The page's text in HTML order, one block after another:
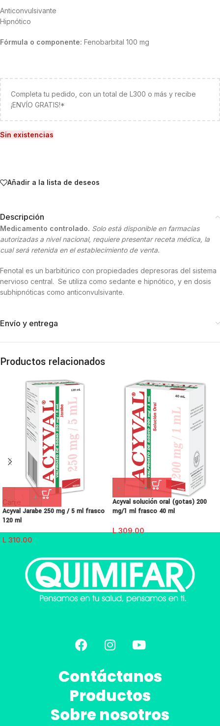
Anticonvulsivante
Hipnótico
Fórmula o componente: Fenobarbital 100 mg
Completa tu pedido, con un total de L300 o más y recibe
¡ENVÍO GRATIS!*
Sin existencias
Añadir a la lista de deseos
Descripción
Medicamento controlado. Solo está disponible en farmacias
autorizadas a nivel nacional, requiere presentar receta médica, la
cual será retenida en el establecimiento de venta.
Fenotal es un barbitúrico con propiedades depresoras del sistema
nervioso central. Se utiliza como sedante e hipnótico, y en dosis
subhipnóticas como anticonvulsivante.
Envío y entrega
Productos relacionados
Canje
- +
Acyval Jarabe 250 mg / 5 ml frasco
120 ml
L 310.00
- +
Acyval solución oral (gotas) 200
mg/1 ml frasco 40 ml
L309.00
Contáctanos
Productos
Sobre nosotros